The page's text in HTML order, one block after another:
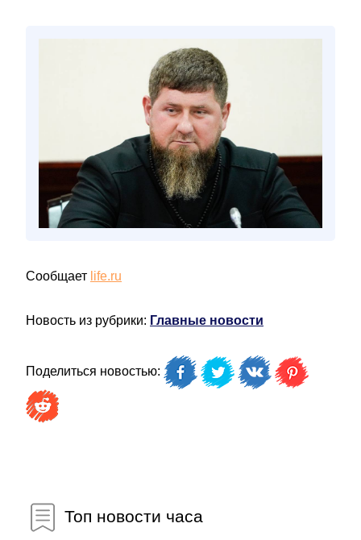
Сообщает life.ru
Новость из рубрики: Главные новости
Поделиться новостью:
Топ новости часа